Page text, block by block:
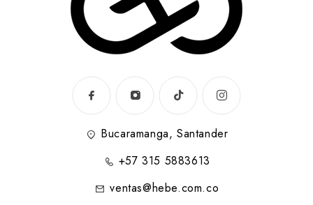
Bucaramanga, Santander
+57 315 5883613
ventas@hebe.com.co